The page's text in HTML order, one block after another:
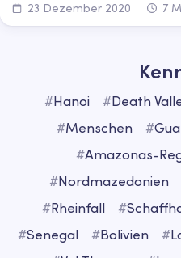
23 Dezember 2020 7
#Hanoi #Death
#Menschen #
#Amazonas-
#Nordmazedonien
#Rheinfall #
#Senegal #Bolivien #